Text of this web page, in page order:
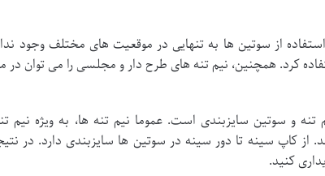
از سوتین ها به تنهایی در موقعیت های مختلف وجود
کرد. همچنین، نیم تنه های طرح دار و مجلسی را می توان
تنه و سوتین سایزبندی است. عموما نیم تنه ها، به ویژه
از کاپ سینه تا دور سینه در سوتین ها سایزبندی دارد. در
کنید.